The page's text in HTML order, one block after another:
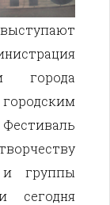
города
группы
сегодня